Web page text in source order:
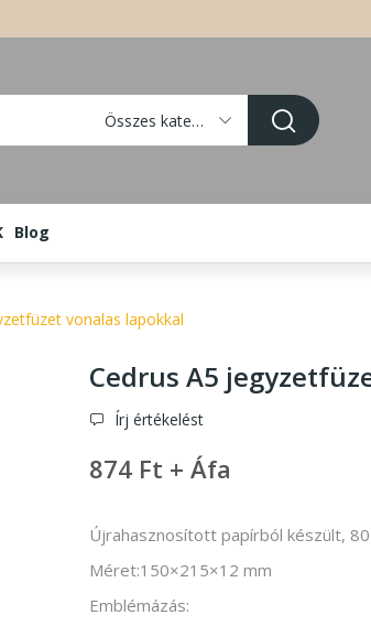
Összes kategória
Blog
vonalas lapokkal
Cedrus A5
Írj értékelést
874 Ft + Áfa
Újrahasznosított papírból készült,
Méret:150×215×12 mm
Emblémázás: